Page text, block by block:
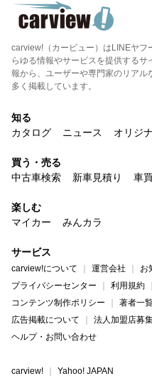
carview!（カービュー）はLINEヤフ
らゆる情報やサービスを提供する
報から、ユーザーや専門家のリア
多く掲載しています。
知る
カタログ
ニュース オリジ
買う・売る
中古車検索
新車見積り 車
楽しむ
マイカー
みんカラ
サービス
carview!について 運営会社 お
プライバシーセンター
利用規約
コンテンツ制作ポリシー
著者一
広告掲載について
法人加盟店募
ヘルプ・お問い合わせ
carview! Yahoo! JAPAN